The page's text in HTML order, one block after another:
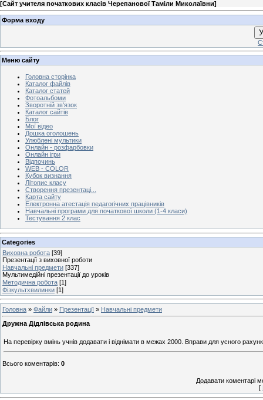
[Сайт учителя початкових класів Черепанової Таміли Миколаївни]
Форма входу
Меню сайту
Головна сторінка
Каталог файлів
Каталог статей
Фотоальбоми
Зворотній зв'язок
Каталог сайтів
Блог
Мої відео
Дошка оголошень
Улюблені мультики
Онлайн - розфарбовки
Онлайн ігри
Відпочинь
WEB - COLOR
Кубок визнання
Літопис класу
Створення презентаці...
Карта сайту
Електронна атестація педагогічних працівників
Навчальні програми для початкової школи (1-4 класи)
Тестування 2 клас
Categories
Виховна робота [39]
Презентації з виховної роботи
Навчальні предмети [337]
Мультимедійні презентації до уроків
Методична робота [1]
Фізкультхвилинки [1]
Головна » Файли » Презентації » Навчальні предмети
Дружна Дідлівська родина
На перевірку вмінь учнів додавати і віднімати в межах 2000. Вправи для усного
Всього коментарів: 0
Додавати коментарі
[